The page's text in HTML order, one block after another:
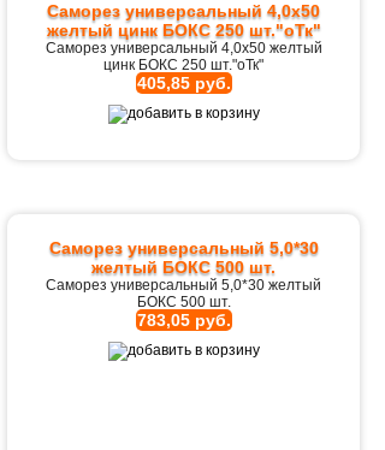
Саморез универсальный 4,0х50
желтый цинк БОКС 250 шт."оТк"
Саморез универсальный 4,0х50 желтый
цинк БОКС 250 шт."оТк"
405,85 руб.
Саморез универсальный 5,0*30
желтый БОКС 500 шт.
Саморез универсальный 5,0*30 желтый
БОКС 500 шт.
783,05 руб.